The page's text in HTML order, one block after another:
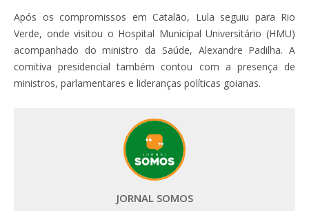
Após os compromissos em Catalão, Lula seguiu para Rio
Verde, onde visitou o Hospital Municipal Universitário (HMU)
acompanhado do ministro da Saúde, Alexandre Padilha. A
comitiva presidencial também contou com a presença de
ministros, parlamentares e lideranças políticas goianas.
JORNAL SOMOS